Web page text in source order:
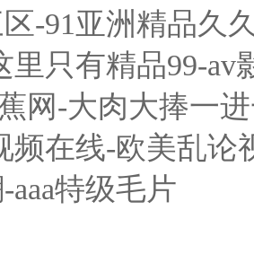
-91亚洲精品久
里只有精品99-av
网-大肉大捧一
频在线-欧美乱
aaa特级毛片